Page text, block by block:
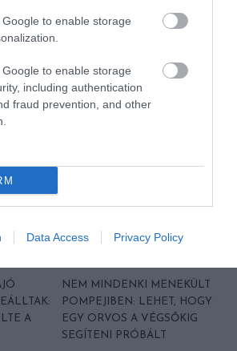
to enable storage
to enable storage
including authentication
fraud prevention, and other
Data Access Privacy Policy
IZLAND UTOLSÓ GYEPHÁZ-TEMPLOMA
A
NEM MINDENKI MENEKÜLT
POMPEJIBEN: LEHET, HOGY
EGY ORVOS A VÉGSŐKIG
SEGÍTENI PRÓBÁLT